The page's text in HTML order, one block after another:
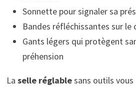
Sonnette pour signaler sa
Bandes réfléchissantes sur le
Gants légers qui protègent
préhension
La selle réglablesans outils